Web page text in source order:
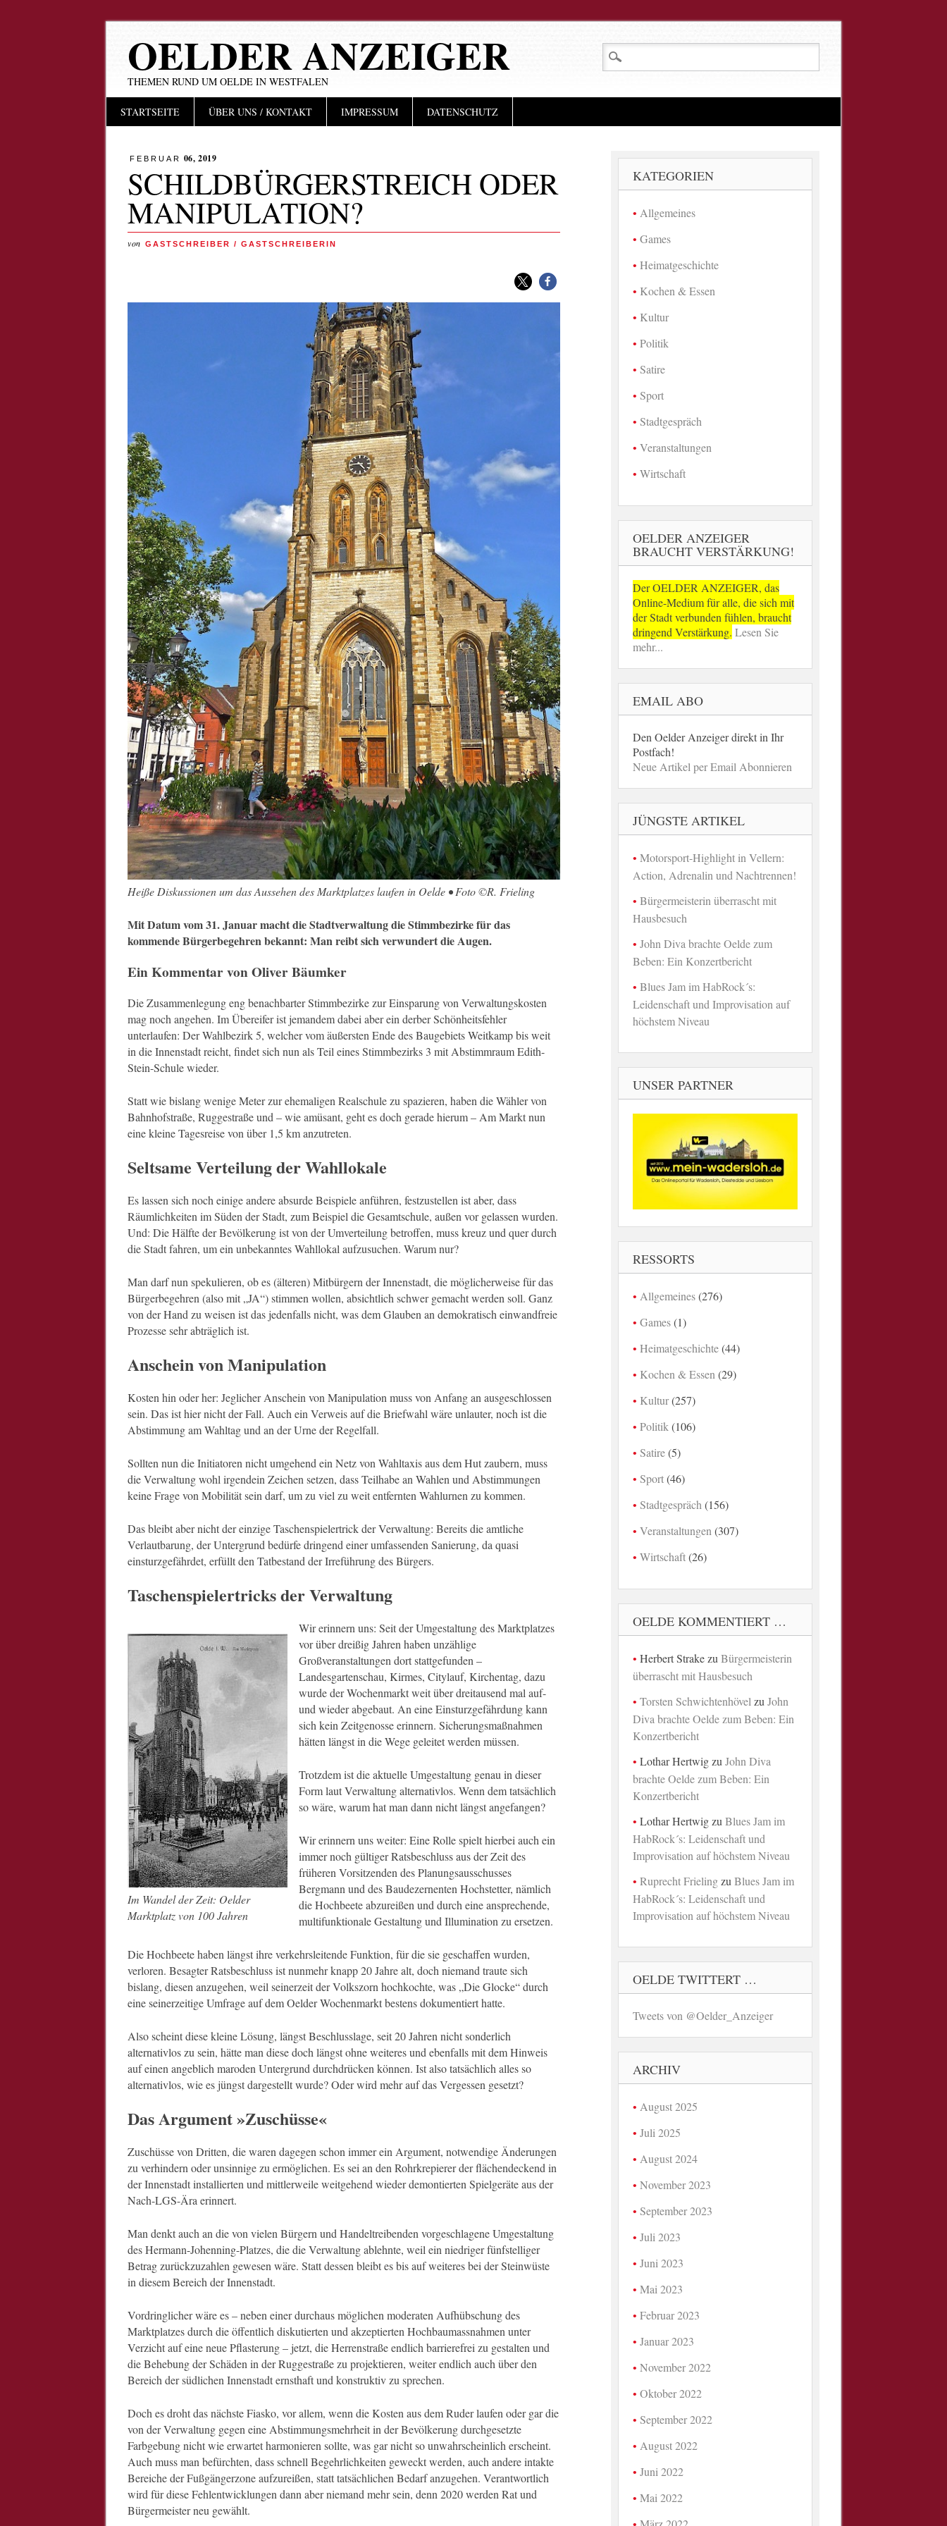
OELDER ANZEIGER
THEMEN RUND UM OELDE IN WESTFALEN
Hauptmenü
InhaltSTARTSEITE ÜBER UNS / KONTAKT IMPRESSUM DATENSCHUTZ
FEBRUAR 06, 2019
SCHILDBÜRGERSTREICH ODER
MANIPULATION?
von GASTSCHREIBER / GASTSCHREIBERIN
Heiße Diskussionen um das Aussehen des Marktplatzes laufen in Oelde • Foto ©R. Frieling
Mit Datum vom 31. Januar macht die Stadtverwaltung die Stimmbezirke für das
kommende Bürgerbegehren bekannt: Man reibt sich verwundert die Augen.
Ein Kommentar von Oliver Bäumker
Die Zusammenlegung eng benachbarter Stimmbezirke zur Einsparung von Verwaltungskosten
mag noch angehen. Im Übereifer ist jemandem dabei aber ein derber Schönheitsfehler
unterlaufen: Der Wahlbezirk 5, welcher vom äußersten Ende des Baugebiets Weitkamp bis weit
in die Innenstadt reicht, findet sich nun als Teil eines Stimmbezirks 3 mit Abstimmraum Edith-
Stein-Schule wieder.
Statt wie bislang wenige Meter zur ehemaligen Realschule zu spazieren, haben die Wähler von
Bahnhofstraße, Ruggestraße und – wie amüsant, geht es doch gerade hierum – Am Markt nun
eine kleine Tagesreise von über 1,5 km anzutreten.
Seltsame Verteilung der Wahllokale
Es lassen sich noch einige andere absurde Beispiele anführen, festzustellen ist aber, dass
Räumlichkeiten im Süden der Stadt, zum Beispiel die Gesamtschule, außen vor gelassen wurden.
Und: Die Hälfte der Bevölkerung ist von der Umverteilung betroffen, muss kreuz und quer durch
die Stadt fahren, um ein unbekanntes Wahllokal aufzusuchen. Warum nur?
Man darf nun spekulieren, ob es (älteren) Mitbürgern der Innenstadt, die möglicherweise für das
Bürgerbegehren (also mit „JA“) stimmen wollen, absichtlich schwer gemacht werden soll. Ganz
von der Hand zu weisen ist das jedenfalls nicht, was dem Glauben an demokratisch einwandfreie
Prozesse sehr abträglich ist.
Anschein von Manipulation
Kosten hin oder her: Jeglicher Anschein von Manipulation muss von Anfang an ausgeschlossen
sein. Das ist hier nicht der Fall. Auch ein Verweis auf die Briefwahl wäre unlauter, noch ist die
Abstimmung am Wahltag und an der Urne der Regelfall.
Sollten nun die Initiatoren nicht umgehend ein Netz von Wahltaxis aus dem Hut zaubern, muss
die Verwaltung wohl irgendein Zeichen setzen, dass Teilhabe an Wahlen und Abstimmungen
keine Frage von Mobilität sein darf, um zu viel zu weit entfernten Wahlurnen zu kommen.
Das bleibt aber nicht der einzige Taschenspielertrick der Verwaltung: Bereits die amtliche
Verlautbarung, der Untergrund bedürfe dringend einer umfassenden Sanierung, da quasi
einsturzgefährdet, erfüllt den Tatbestand der Irreführung des Bürgers.
Taschenspielertricks der Verwaltung
Im Wandel der Zeit: Oelder
Marktplatz von 100 Jahren
Wir erinnern uns: Seit der Umgestaltung des Marktplatzes
vor über dreißig Jahren haben unzählige
Großveranstaltungen dort stattgefunden –
Landesgartenschau, Kirmes, Citylauf, Kirchentag, dazu
wurde der Wochenmarkt weit über dreitausend mal auf-
und wieder abgebaut. An eine Einsturzgefährdung kann
sich kein Zeitgenosse erinnern. Sicherungsmaßnahmen
hätten längst in die Wege geleitet werden müssen.
Trotzdem ist die aktuelle Umgestaltung genau in dieser
Form laut Verwaltung alternativlos. Wenn dem tatsächlich
so wäre, warum hat man dann nicht längst angefangen?
Wir erinnern uns weiter: Eine Rolle spielt hierbei auch ein
immer noch gültiger Ratsbeschluss aus der Zeit des
früheren Vorsitzenden des Planungsausschusses
Bergmann und des Baudezernenten Hochstetter, nämlich
die Hochbeete abzureißen und durch eine ansprechende,
multifunktionale Gestaltung und Illumination zu ersetzen.
Die Hochbeete haben längst ihre verkehrsleitende Funktion, für die sie geschaffen wurden,
verloren. Besagter Ratsbeschluss ist nunmehr knapp 20 Jahre alt, doch niemand traute sich
bislang, diesen anzugehen, weil seinerzeit der Volkszorn hochkochte, was „Die Glocke“ durch
eine seinerzeitige Umfrage auf dem Oelder Wochenmarkt bestens dokumentiert hatte.
Also scheint diese kleine Lösung, längst Beschlusslage, seit 20 Jahren nicht sonderlich
alternativlos zu sein, hätte man diese doch längst ohne weiteres und ebenfalls mit dem Hinweis
auf einen angeblich maroden Untergrund durchdrücken können. Ist also tatsächlich alles so
alternativlos, wie es jüngst dargestellt wurde? Oder wird mehr auf das Vergessen gesetzt?
Das Argument »Zuschüsse«
Zuschüsse von Dritten, die waren dagegen schon immer ein Argument, notwendige Änderungen
zu verhindern oder unsinnige zu ermöglichen. Es sei an den Rohrkrepierer der flächendeckend in
der Innenstadt installierten und mittlerweile weitgehend wieder demontierten Spielgeräte aus der
Nach-LGS-Ära erinnert.
Man denkt auch an die von vielen Bürgern und Handeltreibenden vorgeschlagene Umgestaltung
des Hermann-Johenning-Platzes, die die Verwaltung ablehnte, weil ein niedriger fünfstelliger
Betrag zurückzuzahlen gewesen wäre. Statt dessen bleibt es bis auf weiteres bei der Steinwüste
in diesem Bereich der Innenstadt.
Vordringlicher wäre es – neben einer durchaus möglichen moderaten Aufhübschung des
Marktplatzes durch die öffentlich diskutierten und akzeptierten Hochbaumassnahmen unter
Verzicht auf eine neue Pflasterung – jetzt, die Herrenstraße endlich barrierefrei zu gestalten und
die Behebung der Schäden in der Ruggestraße zu projektieren, weiter endlich auch über den
Bereich der südlichen Innenstadt ernsthaft und konstruktiv zu sprechen.
Doch es droht das nächste Fiasko, vor allem, wenn die Kosten aus dem Ruder laufen oder gar die
von der Verwaltung gegen eine Abstimmungsmehrheit in der Bevölkerung durchgesetzte
Farbgebung nicht wie erwartet harmonieren sollte, was gar nicht so unwahrscheinlich erscheint.
Auch muss man befürchten, dass schnell Begehrlichkeiten geweckt werden, auch andere intakte
Bereiche der Fußgängerzone aufzureißen, statt tatsächlichen Bedarf anzugehen. Verantwortlich
wird für diese Fehlentwicklungen dann aber niemand mehr sein, denn 2020 werden Rat und
Bürgermeister neu gewählt.
KATEGORIEN
Allgemeines
Games
Heimatgeschichte
Kochen & Essen
Kultur
Politik
Satire
Sport
Stadtgespräch
Veranstaltungen
Wirtschaft
OELDER ANZEIGER
BRAUCHT VERSTÄRKUNG!
Der OELDER ANZEIGER, das
Online-Medium für alle, die sich mit
der Stadt verbunden fühlen, braucht
dringend Verstärkung. Lesen Sie
mehr...
EMAIL ABO
Den Oelder Anzeiger direkt in Ihr
Postfach!
Neue Artikel per Email Abonnieren
JÜNGSTE ARTIKEL
Motorsport-Highlight in Vellern:
Action, Adrenalin und Nachtrennen!
Bürgermeisterin überrascht mit
Hausbesuch
John Diva brachte Oelde zum
Beben: Ein Konzertbericht
Blues Jam im HabRock´s:
Leidenschaft und Improvisation auf
höchstem Niveau
UNSER PARTNER
RESSORTS
Allgemeines(276)
Games(1)
Heimatgeschichte(44)
Kochen & Essen (29)
Kultur(257)
Politik (106)
Satire(5)
Sport(46)
Stadtgespräch (156)
Veranstaltungen (307)
Wirtschaft(26)
OELDE KOMMENTIERT …
Herbert Strakezu Bürgermeisterin
überrascht mit Hausbesuch
Torsten Schwichtenhövel zu John
Diva brachte Oelde zum Beben: Ein
Konzertbericht
Lothar Hertwigzu John Diva
brachte Oelde zum Beben: Ein
Konzertbericht
Lothar Hertwigzu Blues Jam im
HabRock´s: Leidenschaft und
Improvisation auf höchstem Niveau
Ruprecht Frielingzu Blues Jam im
HabRock´s: Leidenschaft und
Improvisation auf höchstem Niveau
OELDE TWITTERT …
Tweets von @Oelder_Anzeiger
ARCHIV
August 2025
Juli 2025
August 2024
November 2023
September 2023
Juli 2023
Juni 2023
Mai 2023
Februar 2023
Januar 2023
November 2022
Oktober 2022
September 2022
August 2022
Juni 2022
Mai 2022